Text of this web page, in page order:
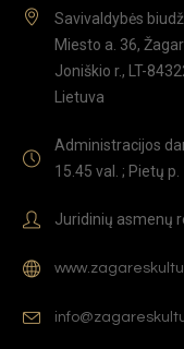
Savivaldybės
Miesto a. 36,
Joniškio r., LT-
Lietuva
Administracijos
15.45 val. ; Pietų p.
Juridinių asmenų